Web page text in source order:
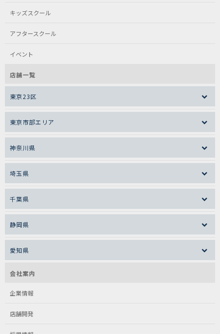
キッズスクール
アフタースクール
イベント
店舗一覧
東京23区
東京市部エリア
神奈川県
埼玉県
千葉県
静岡県
愛知県
会社案内
企業情報
店舗開発